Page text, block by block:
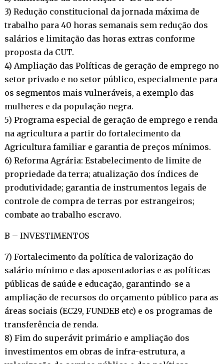
3) Redução constitucional da jornada máxima de
trabalho para 40 horas semanais sem redução dos
salários e limitação das horas extras conforme
proposta da CUT.
4) Ampliação das Políticas de geração de emprego no
setor privado e no setor público, especialmente para
os segmentos mais vulneráveis, a exemplo das
mulheres e da população negra.
5) Programa especial de geração de emprego e renda
na agricultura a partir do fortalecimento da
Agricultura familiar e garantia de preços mínimos.
6) Reforma Agrária: Estabelecimento de limite de
propriedade da terra; atualização dos índices de
produtividade; garantia de instrumentos legais de
controle de compra de terras por estrangeiros;
combate ao trabalho escravo.
B – INVESTIMENTOS
7) Fortalecimento da política de valorização do
salário mínimo e das aposentadorias e as políticas
públicas de saúde e educação, garantindo-se a
ampliação de recursos do orçamento público para as
áreas sociais (EC29, FUNDEB etc) e os programas de
transferência de renda.
8) Fim do superávit primário e ampliação dos
investimentos em obras de infra-estrutura, a